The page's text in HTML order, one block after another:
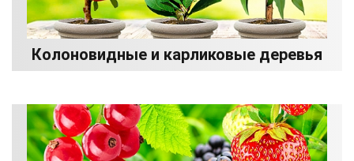
Колоновидные и карликовые деревья